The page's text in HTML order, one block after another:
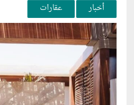
أخبار عقارات